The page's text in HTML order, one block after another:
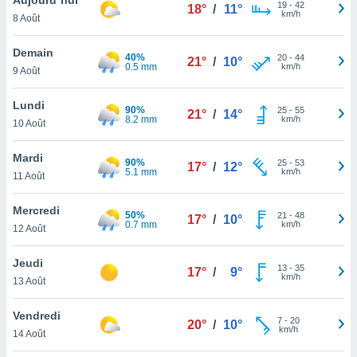
et
»,
au
vous
qu'ils
ou
le
ainsi
un
la
du
8 Août
18° / 11° 19- 42
km/h
Demain
9 Août
40%
0.5 mm
21° / 10° 20- 44
km/h
Lundi
10 Août
90%
8.2 mm
21° / 14° 25- 55
km/h
Mardi
11 Août
90%
5.1 mm
17° / 12° 25- 53
km/h
Mercredi
12 Août
50%
0.7 mm
17° / 10° 21 - 48
km/h
Jeudi
13 Août
17° / 9° 13- 35
km/h
Vendredi
14 Août
20° / 10° 7- 20
km/h